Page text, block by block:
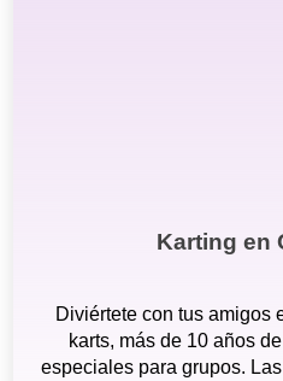
Karting en
Diviértete con tus amigos
karts, más de 10 años
especiales para grupos.